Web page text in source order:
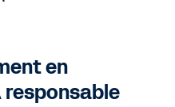
en
responsable